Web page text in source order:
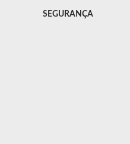
SEGURANÇA